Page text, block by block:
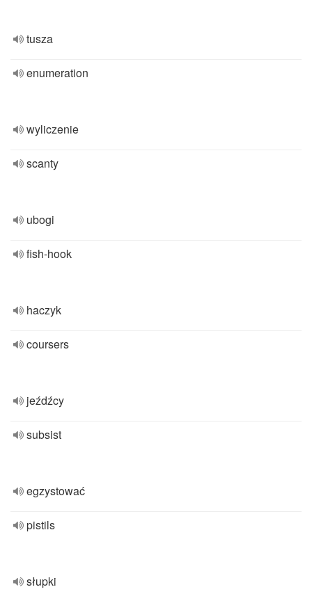
tusza
enumeration
wyliczenie
scanty
ubogi
fish-hook
haczyk
coursers
jeźdźcy
subsist
egzystować
pistils
słupki